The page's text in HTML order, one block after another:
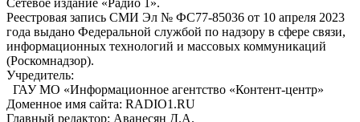
Реестровая запись СМИ Эл № ФС77-85036 от 10 апреля 2023
года выдано Федеральной службой по надзору в сфере связи,
информационных технологий и массовых коммуникаций
(Роскомнадзор).
Учредитель:
ГАУ МО «Информационное агентство «Контент-центр»
Доменное имя сайта: RADIO1.RU
Главный редактор: Аванесян Д.А.